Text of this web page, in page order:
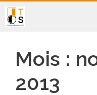
Aller
au
Mois :
2013